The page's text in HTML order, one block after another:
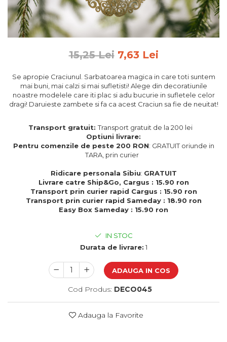
Feng Shui
Tablouri personalizate
Diplome si Plachete
Insigne
Felicitari din lemn
Felicitari pentru cei dragi
Rame foto din lemn
Camion din lemn
Papioane din lemn
Decoratiuni pentru casa
Genti si portofele barbati din
Produse personalizate pentru
nunti si botezuri
Cadouri personalizate pentru
cei dragi
Cadouri pentru profesori
15,25 Lei 7,63 Lei
Se apropie Craciunul. Sarbatoarea magica in care toti suntem
mai buni, mai calzi si mai sufletisti! Alege din decoratiunile
noastre modelele care iti plac si adu bucurie in sufletele celor
dragi! Daruieste zambete si fa ca acest Craciun sa fie de neuitat!
Transport gratuit:Transport gratuit de la 200 lei
Optiuni livrare:
Pentru comenzile de peste 200 RON: GRATUIT oriunde in
TARA, prin curier
Ridicare personala Sibiu: GRATUIT
Livrare catre Ship&Go, Cargus : 15.90 ron
Transport prin curier rapid Cargus : 15.90 ron
Transport prin curier rapid Sameday : 18.90 ron
Easy Box Sameday : 15.90 ron
IN STOC
Durata de livrare: 1
ADAUGA IN COS
Cod Produs: DECO045
Adauga la Favorite